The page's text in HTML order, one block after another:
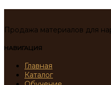
Продажа материалов для
НАВИГАЦИЯ
Главная
Каталог